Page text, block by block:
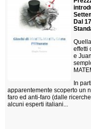
Dal
effetti
e
In
apparentemente scoperto un
faro ed anti-faro (dalle
alcuni esperti italiani...